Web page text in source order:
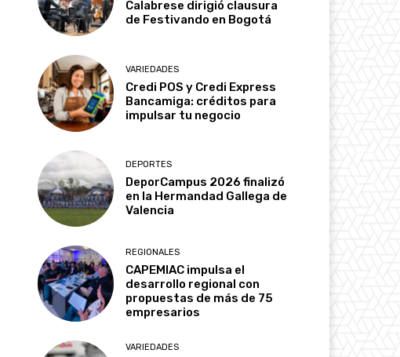
Calabrese dirigió clausura
de Festivando en Bogotá
VARIEDADES
Credi POS y Credi Express
Bancamiga: créditos para
impulsar tu negocio
DEPORTES
DeporCampus 2026 finalizó
en la Hermandad Gallega de
Valencia
REGIONALES
CAPEMIAC impulsa el
desarrollo regional con
propuestas de más de 75
empresarios
VARIEDADES